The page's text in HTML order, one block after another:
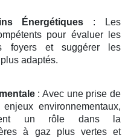
Énergétiques : Les
pour évaluer les
foyers et suggérer les
adaptés.
: Avec une prise de
environnementaux,
un rôle dans la
à gaz plus vertes et